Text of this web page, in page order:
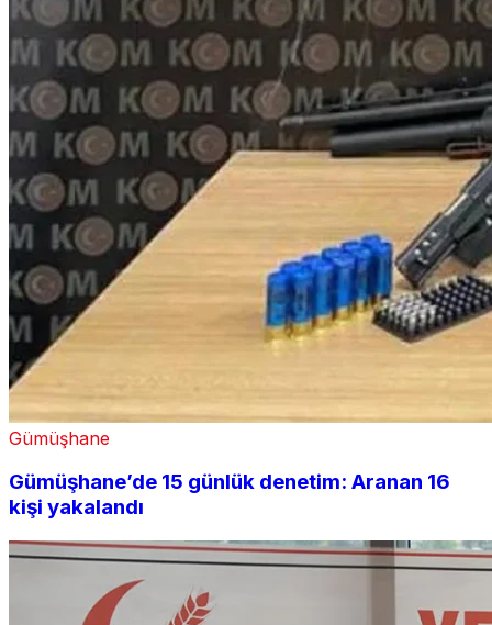
Gümüşhane
Gümüşhane’de 15 günlük denetim: Aranan 16
kişi yakalandı